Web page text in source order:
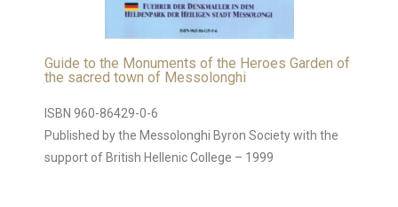
Guide to the Monuments of the Heroes Garden of
the sacred town of Messolonghi
ISBN 960-86429-0-6
Published by the Messolonghi Byron Society with the
support of British Hellenic College – 1999